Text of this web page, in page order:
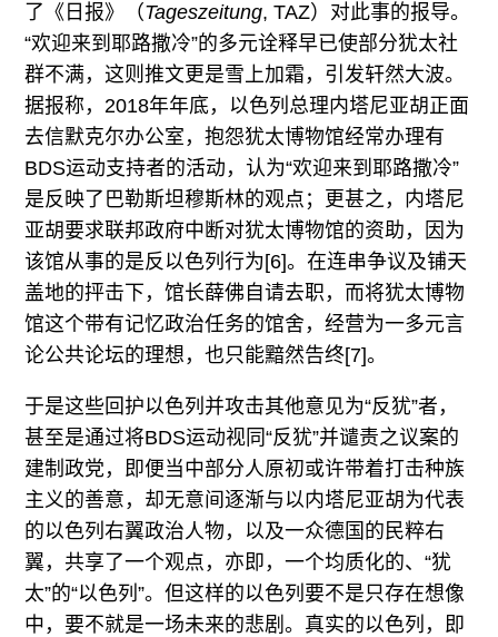
了《日报》（Tageszeitung, TAZ）对此事的报导。
“欢迎来到耶路撒冷”的多元诠释早已使部分犹太社
群不满，这则推文更是雪上加霜，引发轩然大波。
据报称，2018年年底，以色列总理内塔尼亚胡正面
去信默克尔办公室，抱怨犹太博物馆经常办理有
BDS运动支持者的活动，认为“欢迎来到耶路撒冷”
是反映了巴勒斯坦穆斯林的观点；更甚之，内塔尼
亚胡要求联邦政府中断对犹太博物馆的资助，因为
该馆从事的是反以色列行为[6]。在连串争议及铺天
盖地的抨击下，馆长薛佛自请去职，而将犹太博物
馆这个带有记忆政治任务的馆舍，经营为一多元言
论公共论坛的理想，也只能黯然告终[7]。
于是这些回护以色列并攻击其他意见为“反犹”者，
甚至是通过将BDS运动视同“反犹”并谴责之议案的
建制政党，即便当中部分人原初或许带着打击种族
主义的善意，却无意间逐渐与以内塔尼亚胡为代表
的以色列右翼政治人物，以及一众德国的民粹右
翼，共享了一个观点，亦即，一个均质化的、“犹
太”的“以色列”。但这样的以色列要不是只存在想像
中，要不就是一场未来的悲剧。真实的以色列，即